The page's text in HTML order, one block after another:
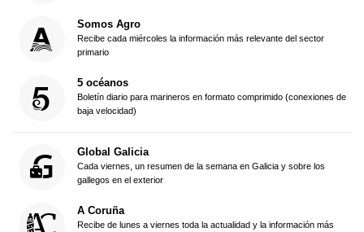
Somos Agro
Recibe cada miércoles la información más relevante del sector
primario
5 océanos
Boletín diario para marineros en formato comprimido (conexiones de
baja velocidad)
Global Galicia
Cada viernes, un resumen de la semana en Galicia y sobre los
gallegos en el exterior
A Coruña
Recibe de lunes a viernes toda la actualidad y la información más